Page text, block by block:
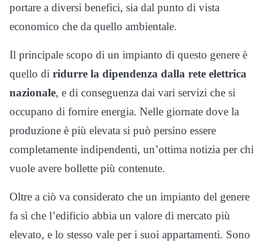
portare a diversi benefici, sia dal punto di vista
economico che da quello ambientale.
Il principale scopo di un impianto di questo genere è
quello di ridurre la dipendenza dalla rete elettrica
nazionale, e di conseguenza dai vari servizi che si
occupano di fornire energia. Nelle giornate dove la
produzione è più elevata si può persino essere
completamente indipendenti, un’ottima notizia per chi
vuole avere bollette più contenute.
Oltre a ciò va considerato che un impianto del genere
fa sì che l’edificio abbia un valore di mercato più
elevato, e lo stesso vale per i suoi appartamenti. Sono